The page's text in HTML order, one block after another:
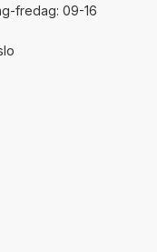
fredag: 09-16